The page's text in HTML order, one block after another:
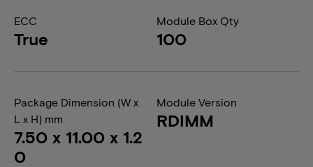
ECC
True
Module Box Qty
100
Package Dimension (W x
L x H) mm
7.50 x 11.00 x 1.2
0
Module Version
RDIMM